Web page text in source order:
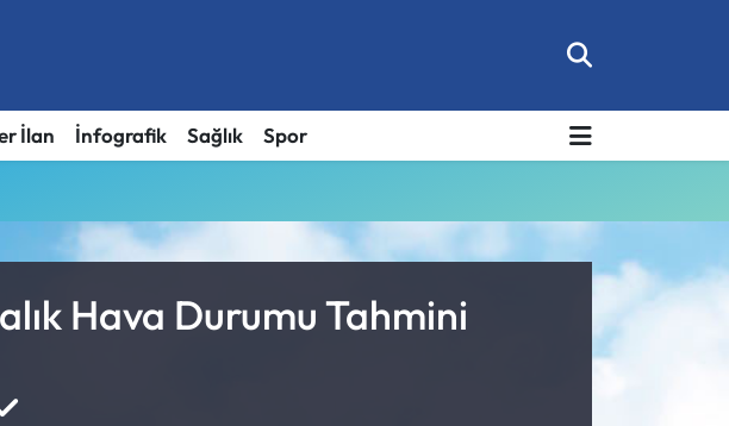
İlan İnfografik Sağlık Spor
Hava Durumu Tahmini